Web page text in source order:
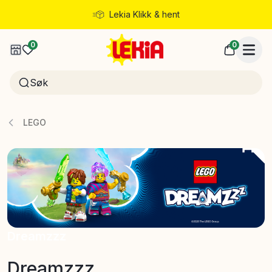
Lekia Klikk & hent
Rask levering
0 0
LEGO